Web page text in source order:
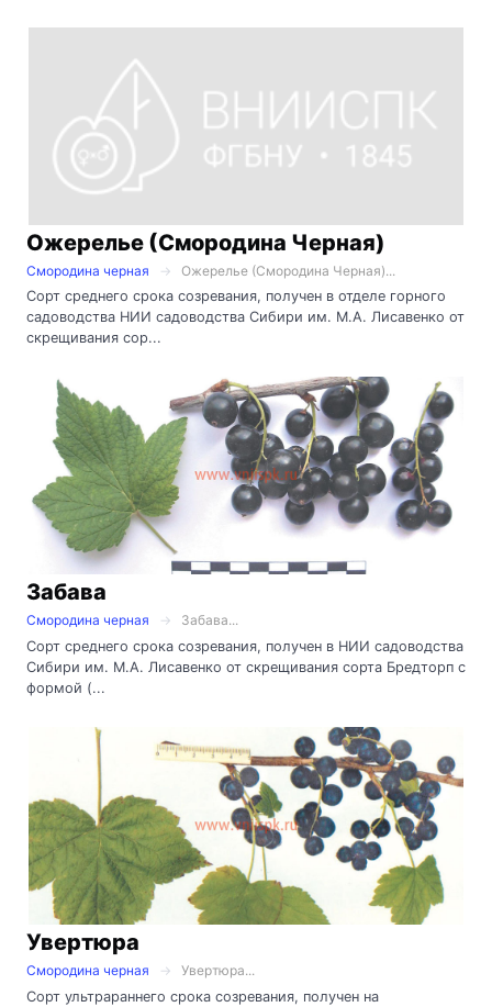
Ожерелье (Смородина Черная)
Смородина черная
Ожерелье (Смородина Черная)...
Сорт среднего срока созревания, получен в отделе горного
садоводства НИИ садоводства Сибири им. М.А. Лисавенко от
скрещивания сор...
Забава
Смородина черная
Забава...
Сорт среднего срока созревания, получен в НИИ садоводства
Сибири им. М.А. Лисавенко от скрещивания сорта Бредторп с
формой (...
Увертюра
Смородина черная
Увертюра...
Сорт ультрараннего срока созревания, получен на